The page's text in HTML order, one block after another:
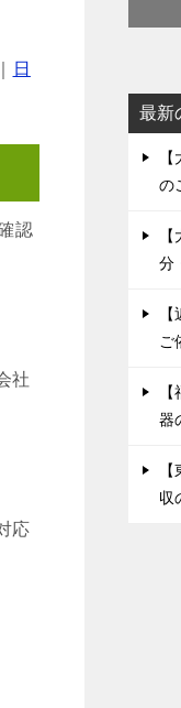
日
認
社
応
最新
の
分
ご
器
収